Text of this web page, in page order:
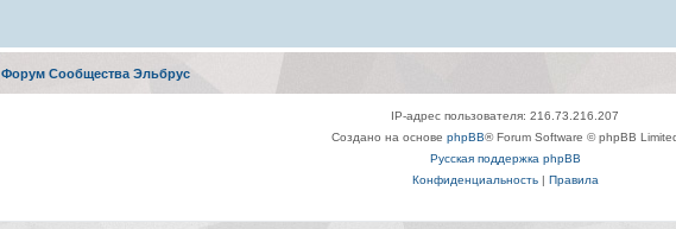
Форум Сообщества Эльбрус
IP-адрес пользователя: 216.73.216.207
Создано на основе phpBB® Forum Software © phpBB
Русская поддержка phpBB
Конфиденциальность| Правила